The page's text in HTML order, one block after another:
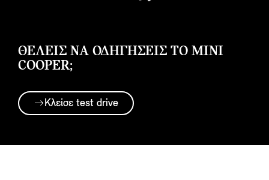
ΘΈΛΕΙΣ ΝΑ ΟΔΗΓΗΣΕΙΣ ΤΟ MINI
COOPER;
Κλείσε test drive